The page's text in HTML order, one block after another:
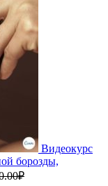
Видеокурс
борозды,
₽